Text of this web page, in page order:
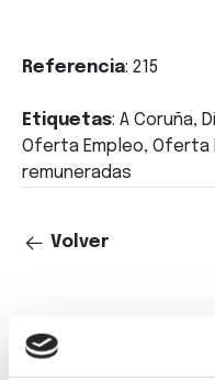
Referencia: 215
Etiquetas: A Coruña,
Oferta Empleo,
remuneradas
Volver